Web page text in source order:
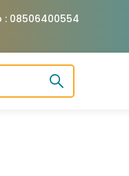
: 08506400554